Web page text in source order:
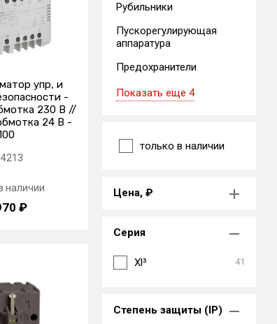
упр, и
-
230 В //
24 В -
наличии
₽
Рубильники
Пускорегулирующая
аппаратура
Предохранители
Показать еще 4
только в наличии
Цена, ₽
Серия
Xl³ 41
Степень защиты (IP)